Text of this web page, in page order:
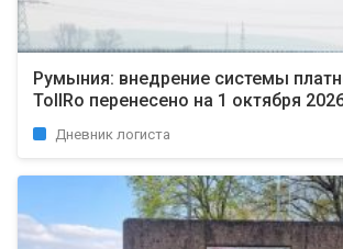
Румыния: внедрение системы
TollRo перенесено на 1 октября
Дневник логиста